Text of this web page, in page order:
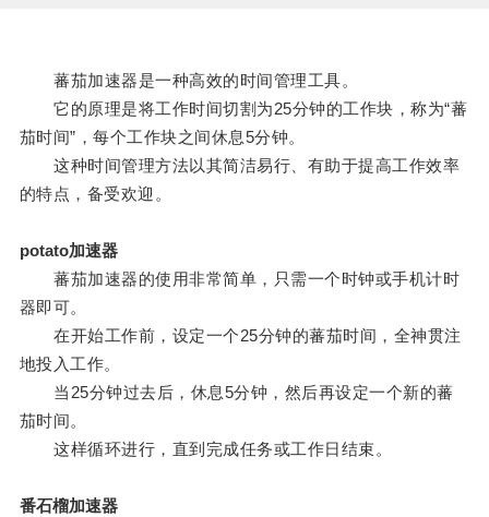
蕃茄加速器是一种高效的时间管理工具。
它的原理是将工作时间切割为25分钟的工作块，称为“蕃
茄时间”，每个工作块之间休息5分钟。
这种时间管理方法以其简洁易行、有助于提高工作效率
的特点，备受欢迎。
potato加速器
蕃茄加速器的使用非常简单，只需一个时钟或手机计时
器即可。
在开始工作前，设定一个25分钟的蕃茄时间，全神贯注
地投入工作。
当25分钟过去后，休息5分钟，然后再设定一个新的蕃
茄时间。
这样循环进行，直到完成任务或工作日结束。
番石榴加速器